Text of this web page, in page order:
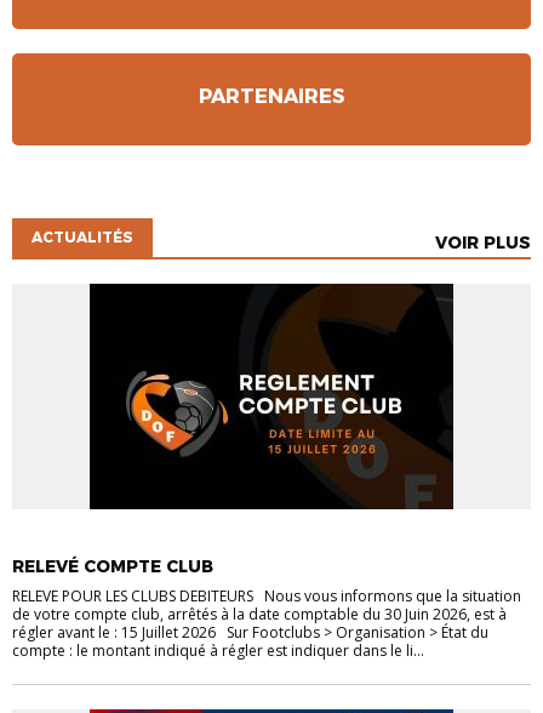
PARTENAIRES
ACTUALITÉS VOIR PLUS
RELEVÉ COMPTE CLUB
RELEVE POUR LES CLUBS DEBITEURS Nous vous informons que la situation
de votre compte club, arrêtés à la date comptable du 30 Juin 2026, est à
régler avant le : 15 Juillet 2026 Sur Footclubs > Organisation > État du
compte : le montant indiqué à régler est indiquer dans le li...